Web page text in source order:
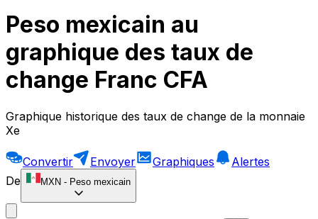
Peso mexicain au
graphique des taux de
change Franc CFA
Graphique historique des taux de change de la monnaie
Xe
Convertir Envoyer Graphiques
Alertes
De
MXN - Peso mexicain